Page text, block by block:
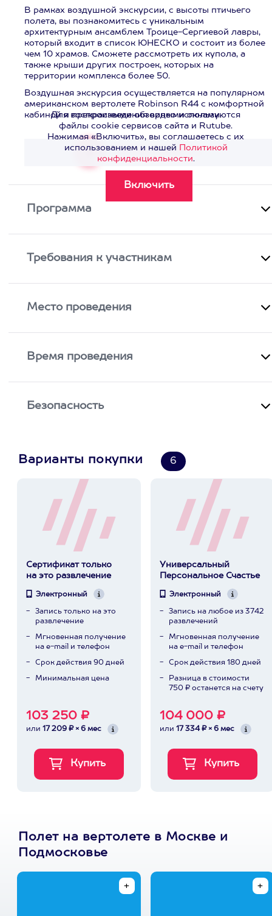
В рамках воздушной экскурсии, с высоты птичьего
полета, вы познакомитесь с уникальным
архитектурным ансамблем Троице-Сергиевой лавры,
который входит в список ЮНЕСКО и состоит из более
чем 10 храмов. Сможете рассмотреть их купола, а
также крыши других построек, которых на
территории комплекса более 50.
Воздушная экскурсия осуществляется на популярном
американском вертолете Robinson R44 с комфортной
кабиной и прекрасными обзорными окнами.
Смотреть видео>
Для воспроизведения видео используются
файлы cookie сервисов сайта и Rutube.
Нажимая «Включить», вы соглашаетесь с их
использованием и нашей Политикой
конфиденциальности.
Программа
Требования к участникам
Место проведения
Время проведения
Безопасность
Варианты покупки 6
Сертификат только
на это развлечение
Электронный
Запись только на это
развлечение
Мгновенная получение
на e-mail и телефон
Срок действия 90 дней
Минимальная цена
103 250 ₽
или 17 209 ₽ × 6 мес
Универсальный
Персональное Счастье
Электронный
Запись на любое из 3742
развлечений
Мгновенная получение
на e-mail и телефон
Срок действия 180 дней
Разница в стоимости
750 ₽ останется на счету
104 000 ₽
или 17 334 ₽ × 6 мес
Полет на вертолете в Москве и
Подмосковье